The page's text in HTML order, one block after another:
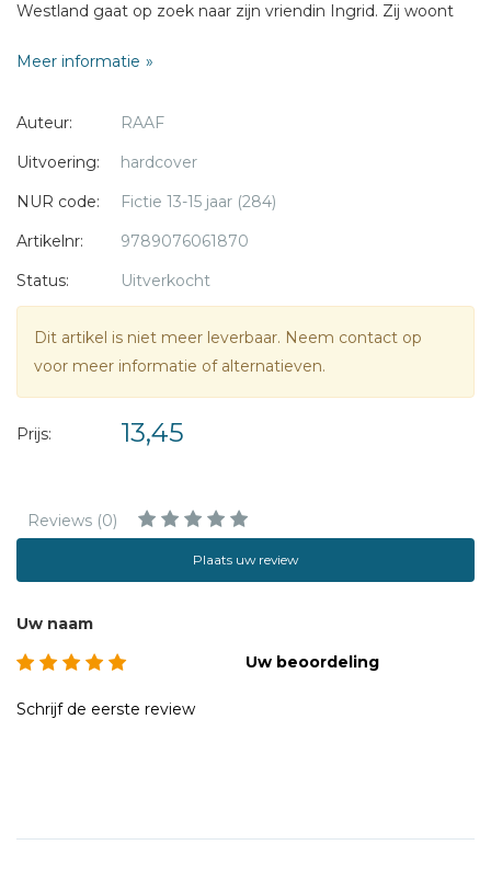
Westland gaat op zoek naar zijn vriendin Ingrid. Zij woont
vindt, blijkt ze behoorlijk gewond te zijn. De politie is er al
een man met een kaal hoofd en een oorbel, vreemde
dingen deed in het pand. Als Roel en Ingrid deze man, 'de
hem te laten arresteren.
Meer informatie
Auteur:
RAAF
Uitvoering:
hardcover
NUR code:
Fictie 13-15 jaar (284)
Artikelnr:
9789076061870
Status:
Uitverkocht
Dit artikel is niet meer leverbaar. Neem contact op
voor meer informatie of alternatieven.
Prijs: 13,45
Reviews (0)
Plaats uw review
* = verplicht
Uw naam
Uw beoordeling
Schrijf de eerste review